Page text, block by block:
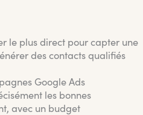
le plus direct pour capter une
des contacts qualifiés
Google Ads
les bonnes
avec un budget